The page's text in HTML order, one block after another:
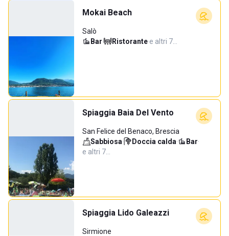
Mokai Beach
Salò
Bar· Ristorante·e altri 7…
Spiaggia Baia Del Vento
San Felice del Benaco, Brescia
Sabbiosa· Doccia calda· Bar·
e altri 7…
Spiaggia Lido Galeazzi
Sirmione